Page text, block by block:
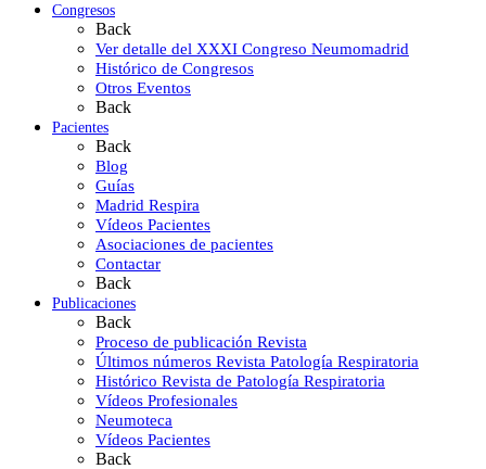
Congresos
Back
Ver detalle del XXXI Congreso Neumomadrid
Histórico de Congresos
Otros Eventos
Back
Pacientes
Back
Blog
Guías
Madrid Respira
Vídeos Pacientes
Asociaciones de pacientes
Contactar
Back
Publicaciones
Back
Proceso de publicación Revista
Últimos números Revista Patología Respiratoria
Histórico Revista de Patología Respiratoria
Vídeos Profesionales
Neumoteca
Vídeos Pacientes
Back